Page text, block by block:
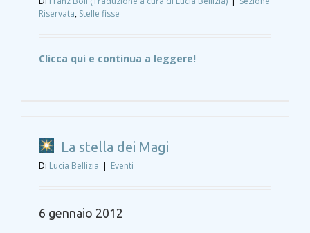
Riservata, Stelle fisse
Clicca qui e continua a leggere!
La stella dei Magi
Di Lucia Bellizia | Eventi
6 gennaio 2012